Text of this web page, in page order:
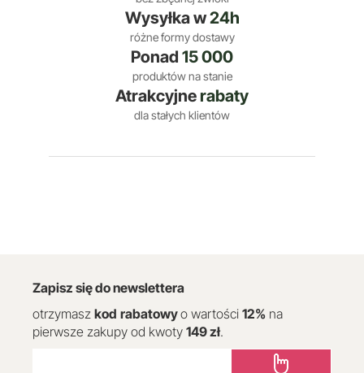
Wysyłka w24h
różne formy dostawy
Ponad 15 000
produktów na stanie
Atrakcyjnerabaty
dla stałych klientów
Zapisz się do newslettera
otrzymasz kod rabatowyo wartości 12% na
pierwsze zakupy od kwoty 149 zł.